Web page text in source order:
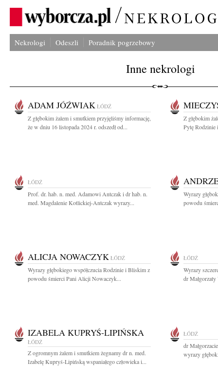
Nekrologi Odeszli Poradnik pogrzebowy
Inne nekrologi
ADAM JÓŹWIAK ŁÓDŹ
Z głębokim żalem i smutkiem przyjęliśmy informację,
że w dniu 16 listopada 2024 r. odszedł od...
Z głębokim
Pytę Rodzinie
ŁÓDŹ
Prof. dr. hab. n. med. Adamowi Antczak i dr hab. n.
med. Magdalenie Kotlickiej-Antczak wyrazy...
Wyrazy
powodu
ALICJA NOWACZYK ŁÓDŹ
Wyrazy głębokiego współczucia Rodzinie i Bliskim z
powodu śmierci Pani Alicji Nowaczyk...
ŁÓDŹ
Wyrazy
dr
IZABELA KUPRYŚ-LIPIŃSKA
ŁÓDŹ
Z ogromnym żalem i smutkiem żegnamy dr n. med.
Izabelę Kupryś-Lipińską wspaniałego człowieka i...
ŁÓDŹ
dr
wyrazy